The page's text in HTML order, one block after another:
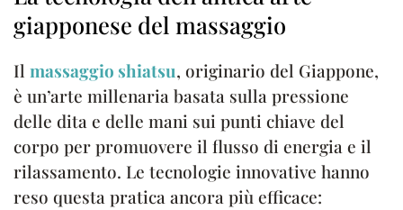
giapponese del massaggio
Il massaggio shiatsu, originario del Giappone,
è un’arte millenaria basata sulla pressione
delle dita e delle mani sui punti chiave del
corpo per promuovere il flusso di energia e il
rilassamento. Le tecnologie innovative hanno
reso questa pratica ancora più efficace: